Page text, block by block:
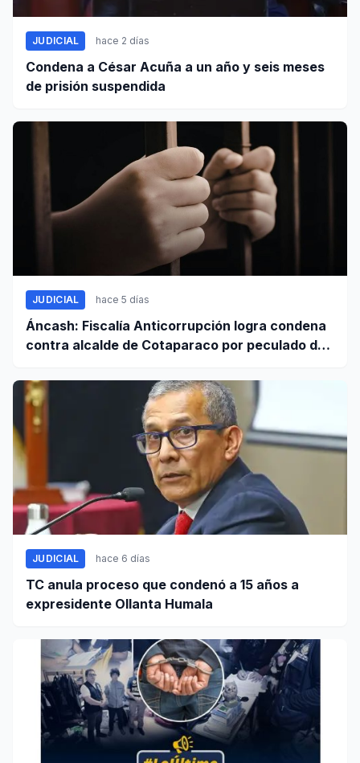
JUDICIAL hace 2 días
Condena a César Acuña a un año y seis meses
de prisión suspendida
JUDICIAL hace 5 días
Áncash: Fiscalía Anticorrupción logra condena
contra alcalde de Cotaparaco por peculado de
JUDICIAL hace 6 días
TC anula proceso que condenó a 15 años a
expresidente Ollanta Humala